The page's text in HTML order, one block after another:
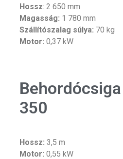
Hossz: 2 650 mm
Magasság: 1 780 mm
Szállítószalag súlya: 70 kg
Motor: 0,37 kW
Behordócsiga
350
Hossz: 3,5 m
Motor: 0,55 kW